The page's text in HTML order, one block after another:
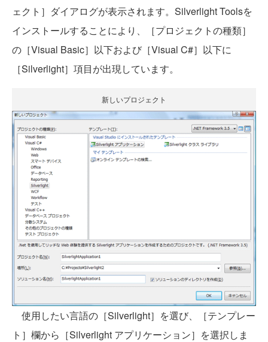
ェクト］ダイアログが表示されます。Silverlight Toolsを
インストールすることにより、［プロジェクトの種類］
の［Visual Basic］以下および［Visual C#］以下に
［Silverlight］項目が出現しています。
新しいプロジェクト
使用したい言語の［Silverlight］を選び、［テンプレー
ト］欄から［Silverlight アプリケーション］を選択しま